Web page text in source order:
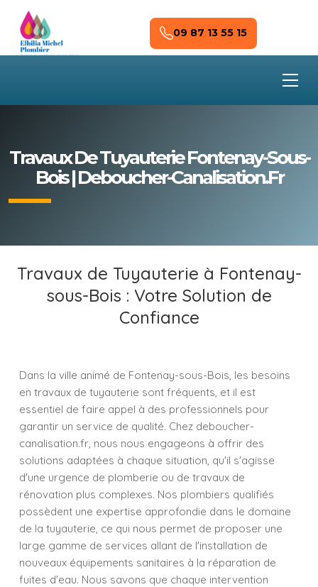
Skip to main content
09 87 13 55 15
Travaux De Tuyauterie Fontenay-Sous-
Bois | Deboucher-Canalisation.fr
Travaux de Tuyauterie à Fontenay-
sous-Bois : Votre Solution de
Confiance
Dans la ville animé de Fontenay-sous-Bois, les besoins
en travaux de tuyauterie sont fréquents, et il est
essentiel de faire appel à des professionnels pour
garantir un service de qualité. Chez deboucher-
canalisation.fr, nous nous engageons à offrir des
solutions adaptées à chaque situation, qu'il s'agisse
d'une urgence de plomberie ou de travaux de
rénovation plus complexes. Nos plombiers qualifiés
possèdent une expertise approfondie dans le domaine
de la tuyauterie, ce qui nous permet de proposer une
large gamme de services allant de l'installation de
nouveaux équipements sanitaires à la réparation de
fuites d'eau. Nous savons que chaque intervention